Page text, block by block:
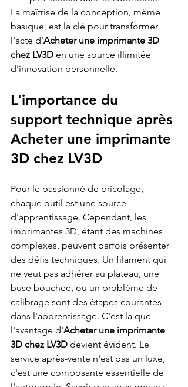
La maîtrise de la conception, même
basique, est la clé pour transformer
l'acte d'Acheter une imprimante 3D
chez LV3D en une source illimitée
d'innovation personnelle.
L'importance du
support technique après
Acheter une imprimante
3D chez LV3D
Pour le passionné de bricolage,
chaque outil est une source
d'apprentissage. Cependant, les
imprimantes 3D, étant des machines
complexes, peuvent parfois présenter
des défis techniques. Un filament qui
ne veut pas adhérer au plateau, une
buse bouchée, ou un problème de
calibrage sont des étapes courantes
dans l'apprentissage. C'est là que
l'avantage d'Acheter une imprimante
3D chez LV3D devient évident. Le
service après-vente n'est pas un luxe,
c'est une composante essentielle de